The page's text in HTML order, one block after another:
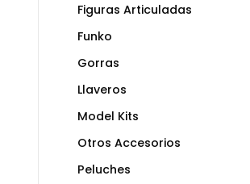
Figuras Articuladas
Funko
Gorras
Llaveros
Model Kits
Otros Accesorios
Peluches